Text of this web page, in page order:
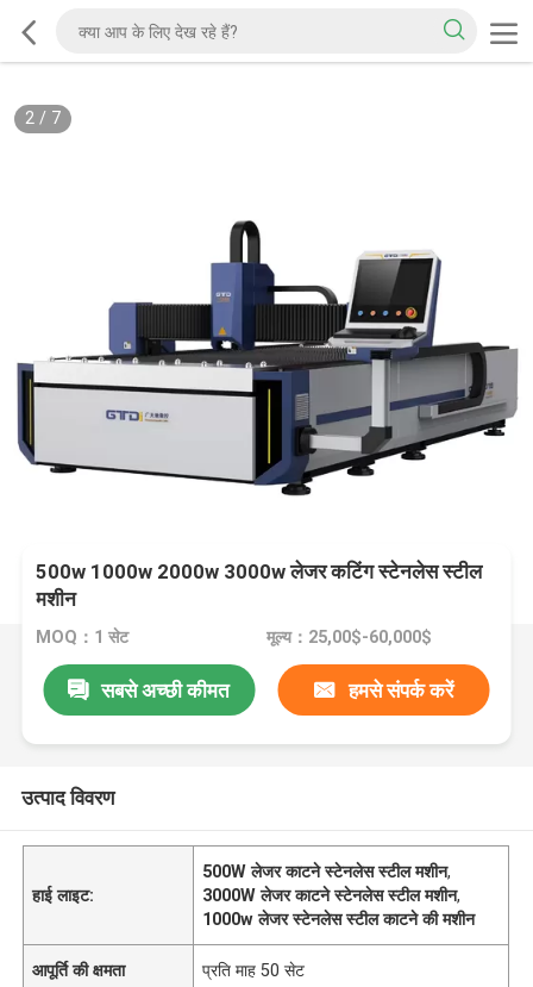
2/ 7
500w 1000w 2000w 3000w लेजर कटिंग स्टेनलेस स्टील
मशीन
MOQ：1 सेट मूल्य：25,00$-60,000$
सबसे अच्छी कीमत हमसे संपर्क करें
उत्पाद विवरण
हाई लाइट:
500W लेजर काटने स्टेनलेस स्टील मशीन,
3000W लेजर काटने स्टेनलेस स्टील मशीन,
1000w लेजर स्टेनलेस स्टील काटने की मशीन
आपूर्ति की क्षमता प्रति माह 50 सेट